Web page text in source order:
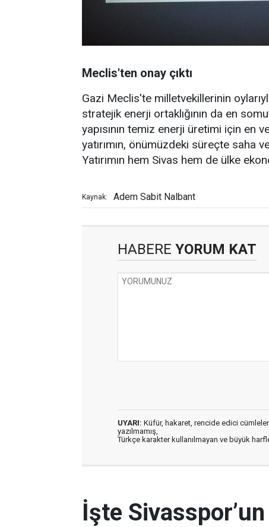
Meclis'ten onay çıktı
Gazi Meclis'te milletvekillerinin
stratejik enerji ortaklığının da en
yapısının temiz enerji üretimi için en
yatırımın, önümüzdeki süreçte saha
Yatırımın hem Sivas hem de ülke
Kaynak: Adem Sabit Nalbant
HABERE YORUM KAT
UYARI: Küfür, hakaret, rencide edici
yazılmamış,
Türkçe karakter kullanılmayan ve büyük
İşte